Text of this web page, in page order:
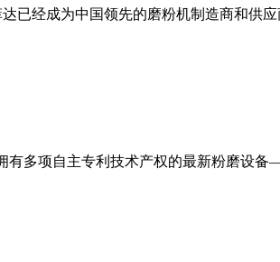
已经成为中国领先的磨粉机制造商和供
多项自主专利技术产权的最新粉磨设